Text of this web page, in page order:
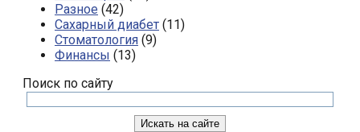
Разное (42)
Сахарный диабет (11)
Стоматология (9)
Финансы (13)
Поиск по сайту